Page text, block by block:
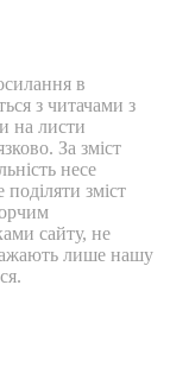
в
з читачами з
на листи
За зміст
несе
зміст
сайту, не
лише нашу